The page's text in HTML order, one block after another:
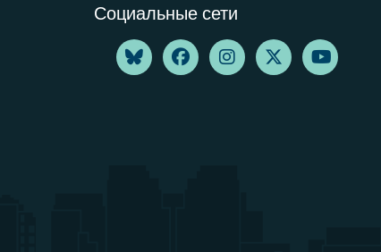
Социальные сети